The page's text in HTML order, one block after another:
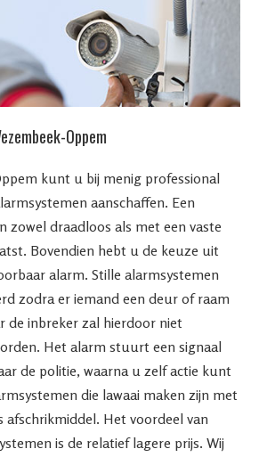
Oppem
kunt u bij menig professional
aanschaffen. Een
zowel draadloos als met een vaste
Bovendien hebt u de keuze uit
alarm. Stille alarmsystemen
zodra er iemand een deur of raam
de inbreker zal hierdoor niet
Het alarm stuurt een signaal
de politie, waarna u zelf actie kunt
die lawaai maken zijn met
afschrikmiddel. Het voordeel van
is de relatief lagere prijs. Wij